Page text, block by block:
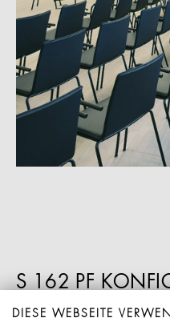
S 162 PF
DIESE WEBSEITE